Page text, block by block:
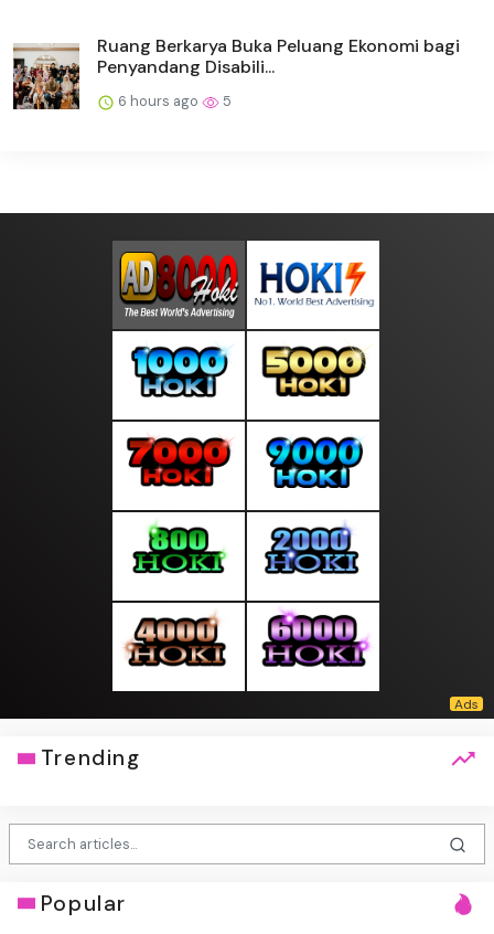
Ruang Berkarya Buka Peluang Ekonomi bagi
Penyandang Disabili...
6 hours ago 5
Trending
Popular